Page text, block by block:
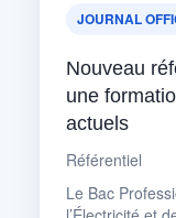
JOURNAL
Nouveau
une
actuels
Référentiel
Le Bac